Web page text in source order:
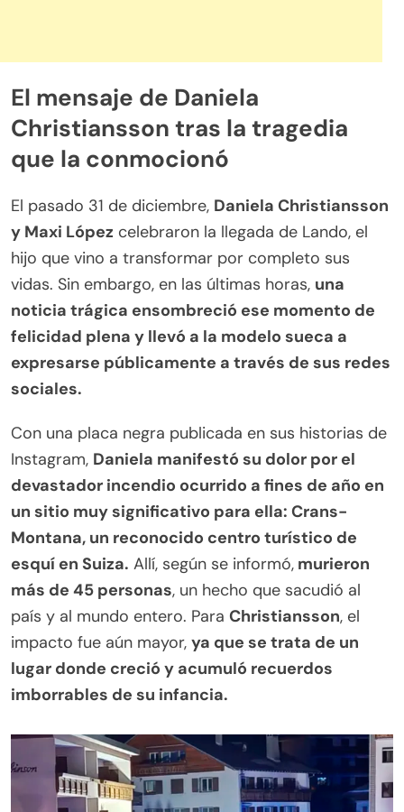
El mensaje de Daniela
Christiansson tras la tragedia
que la conmocionó
El pasado 31 de diciembre, Daniela Christiansson
y Maxi López celebraron la llegada de Lando, el
hijo que vino a transformar por completo sus
vidas. Sin embargo, en las últimas horas, una
noticia trágica ensombreció ese momento de
felicidad plena y llevó a la modelo sueca a
expresarse públicamente a través de sus redes
sociales.
Con una placa negra publicada en sus historias de
Instagram, Daniela manifestó su dolor por el
devastador incendio ocurrido a fines de año en
un sitio muy significativo para ella: Crans-
Montana, un reconocido centro turístico de
esquí en Suiza. Allí, según se informó, murieron
más de 45 personas, un hecho que sacudió al
país y al mundo entero. Para Christiansson, el
impacto fue aún mayor, ya que se trata de un
lugar donde creció y acumuló recuerdos
imborrables de su infancia.